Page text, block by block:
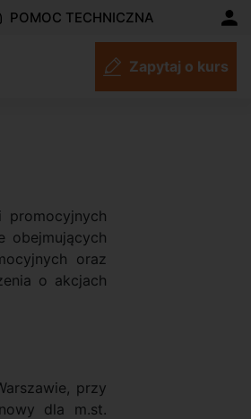
POMOC TECHNICZNA
Zapytaj o kurs
promocyjnych
obejmujących
oraz
o akcjach
przy
dla m.st.